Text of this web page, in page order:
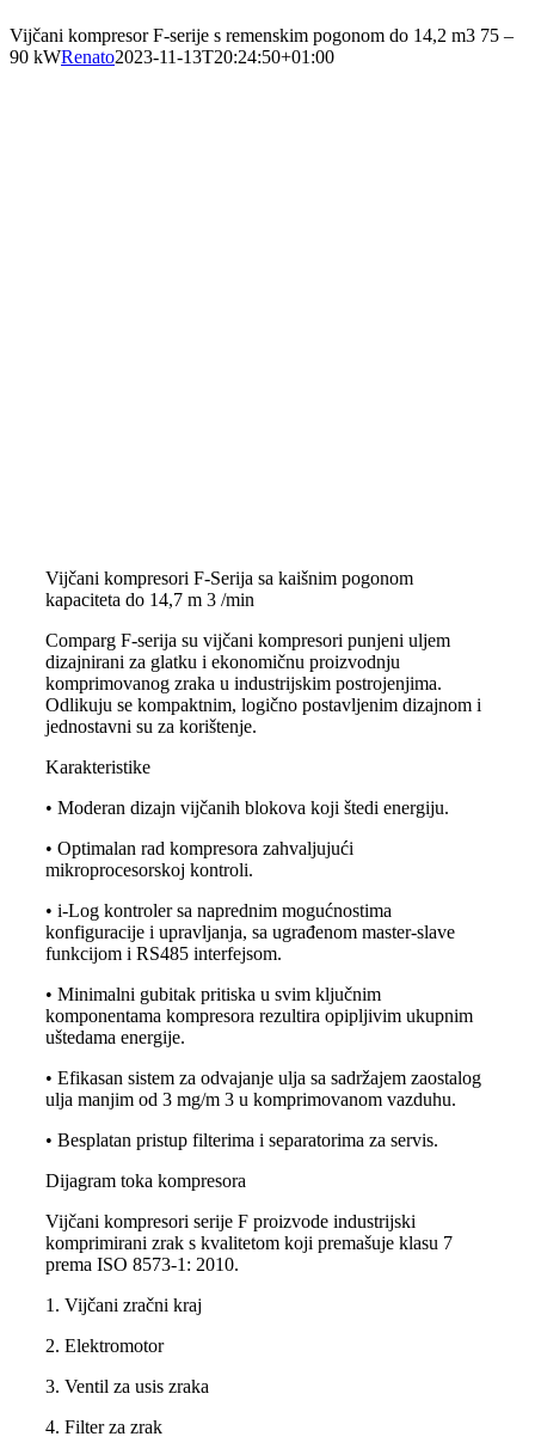
Vijčani kompresor F-serije s remenskim pogonom do 14,2 m3 75 –
90 kWRenato2023-11-13T20:24:50+01:00
Vijčani kompresori F-Serija sa kaišnim pogonom
kapaciteta do 14,7 m 3 /min
Comparg F-serija su vijčani kompresori punjeni uljem
dizajnirani za glatku i ekonomičnu proizvodnju
komprimovanog zraka u industrijskim postrojenjima.
Odlikuju se kompaktnim, logično postavljenim dizajnom i
jednostavni su za korištenje.
Karakteristike
• Moderan dizajn vijčanih blokova koji štedi energiju.
• Optimalan rad kompresora zahvaljujući
mikroprocesorskoj kontroli.
• i-Log kontroler sa naprednim mogućnostima
konfiguracije i upravljanja, sa ugrađenom master-slave
funkcijom i RS485 interfejsom.
• Minimalni gubitak pritiska u svim ključnim
komponentama kompresora rezultira opipljivim ukupnim
uštedama energije.
• Efikasan sistem za odvajanje ulja sa sadržajem zaostalog
ulja manjim od 3 mg/m 3 u komprimovanom vazduhu.
• Besplatan pristup filterima i separatorima za servis.
Dijagram toka kompresora
Vijčani kompresori serije F proizvode industrijski
komprimirani zrak s kvalitetom koji premašuje klasu 7
prema ISO 8573-1: 2010.
1. Vijčani zračni kraj
2. Elektromotor
3. Ventil za usis zraka
4. Filter za zrak